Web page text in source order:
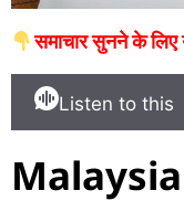
समाचार सुनने के लिए
Listen to this